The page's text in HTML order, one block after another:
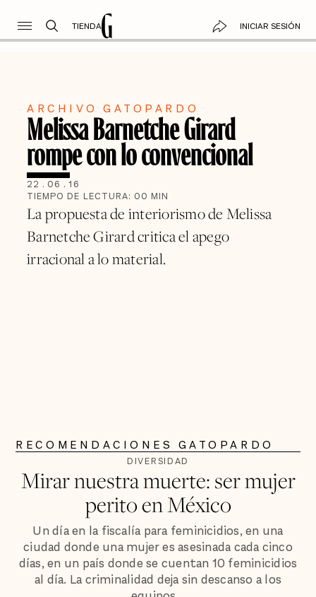
TIENDA INICIAR SESIÓN
ARCHIVO GATOPARDO
Melissa Barnetche Girard
rompe con lo convencional
22 . 06 . 16
TIEMPO DE LECTURA: 00 MIN
La propuesta de interiorismo de Melissa
Barnetche Girard critica el apego
irracional a lo material.
RECOMENDACIONES GATOPARDO
DIVERSIDAD
Mirar nuestra muerte: ser mujer
perito en México
Un día en la fiscalía para feminicidios, en una
ciudad donde una mujer es asesinada cada cinco
días, en un país donde se cuentan 10 feminicidios
al día. La criminalidad deja sin descanso a los